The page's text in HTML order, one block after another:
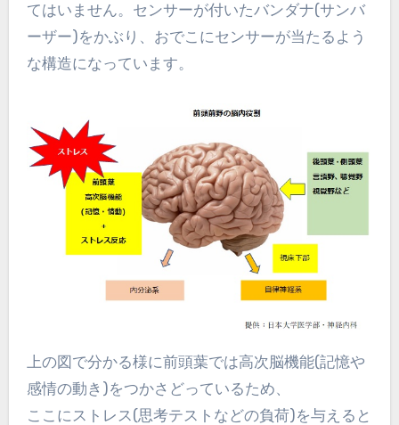
てはいません。センサーが付いたバンダナ(サンバ
ーザー)をかぶり、おでこにセンサーが当たるよう
な構造になっています。
上の図で分かる様に前頭葉では高次脳機能(記憶や
感情の動き)をつかさどっているため、
ここにストレス(思考テストなどの負荷)を与えると